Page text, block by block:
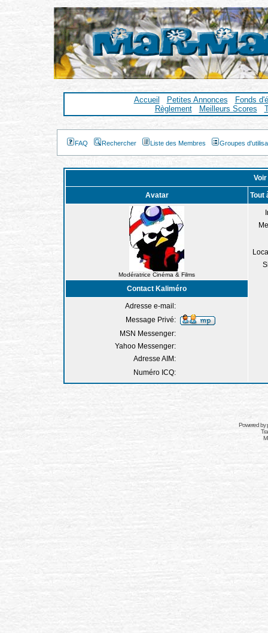
Accueil Petites Annonces
Fonds
Règlement
Meilleurs Scores
FAQ Rechercher Liste des Membres Groupes
Avatar Tout
Modératrice Cinéma & Films
Contact Kaliméro
Adresse e-mail:
Message Privé:
MSN Messenger:
Yahoo Messenger:
Adresse AIM:
Numéro ICQ:
Powered by